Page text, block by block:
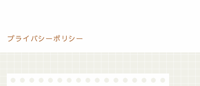
プライバシーポリシー